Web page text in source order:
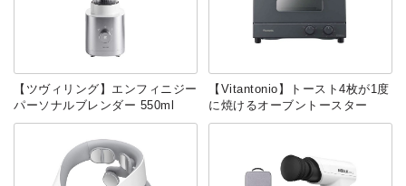
【ツヴィリング】エンフィニジー
パーソナルブレンダー 550ml
【Vitantonio】トースト4枚が1度
に焼けるオーブントースター